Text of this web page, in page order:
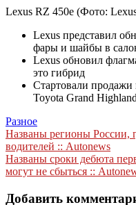
Lexus RZ 450e (Фото:
Lexus представил
фары и шайбы в
Lexus обновил
это гибрид
Стартовали
Toyota Grand
Разное
Навигация
по
записям
Названы регионы России,
водителей :: Autonews
Названы сроки дебюта
могут не сбыться ::
Добавить